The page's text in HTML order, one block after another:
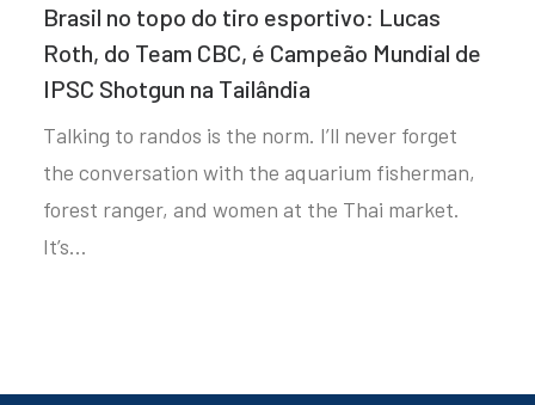
Brasil no topo do tiro esportivo: Lucas
Roth, do Team CBC, é Campeão Mundial de
IPSC Shotgun na Tailândia
Talking to randos is the norm. I’ll never forget
the conversation with the aquarium fisherman,
forest ranger, and women at the Thai market.
It’s…